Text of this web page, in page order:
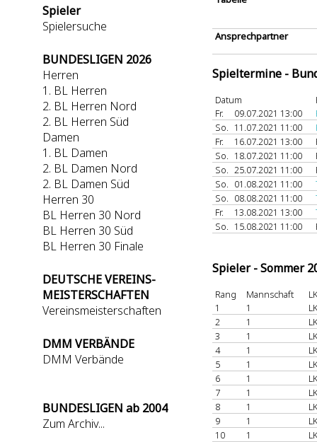
Spieler
Spielersuche
BUNDESLIGEN 2026
Herren
1. BL Herren
2. BL Herren Nord
2. BL Herren Süd
Damen
1. BL Damen
2. BL Damen Nord
2. BL Damen Süd
Herren 30
BL Herren 30 Nord
BL Herren 30 Süd
BL Herren 30 Finale
DEUTSCHE VEREINS-
MEISTERSCHAFTEN
Vereinsmeisterschaften
DMM VERBÄNDE
DMM Verbände
BUNDESLIGEN ab 2004
Zum Archiv...
Ansprechpartner
Spieltermine -
Datum
Fr.
09.07.2021 13:00
So. 11.07.2021 11:00
Fr.
16.07.2021 13:00
So. 18.07.2021 11:00
So. 25.07.2021 11:00
So. 01.08.2021 11:00
So. 08.08.2021 11:00
Fr.
13.08.2021 13:00
So. 15.08.2021 11:00
Spieler - Sommer
Rang Mannschaft
LK
1
1
2
1
3
1
4
1
5
1
6
1
7
1
8
1
9
1
10
1